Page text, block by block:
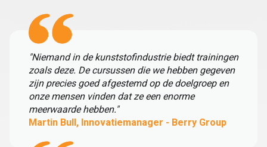
"Niemand in de kunststofindustrie biedt trainingen
zoals deze. De cursussen die we hebben gegeven
zijn precies goed afgestemd op de doelgroep en
onze mensen vinden dat ze een enorme
meerwaarde hebben."
Martin Bull, Innovatiemanager - Berry Group